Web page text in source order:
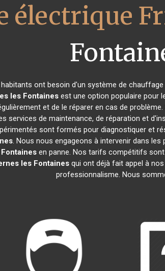
électrique
ont besoin d'un système de
les Fontainesest une option populaire pour
et de le réparer en cas de
services de maintenance, de réparation et
sont formés pour diagnostiquer et
. Nous nous engageons à intervenir dans
en panne. Nos tarifs compétitifs
les Fontainesqui ont déjà fait appel à
professionnalisme. Nous